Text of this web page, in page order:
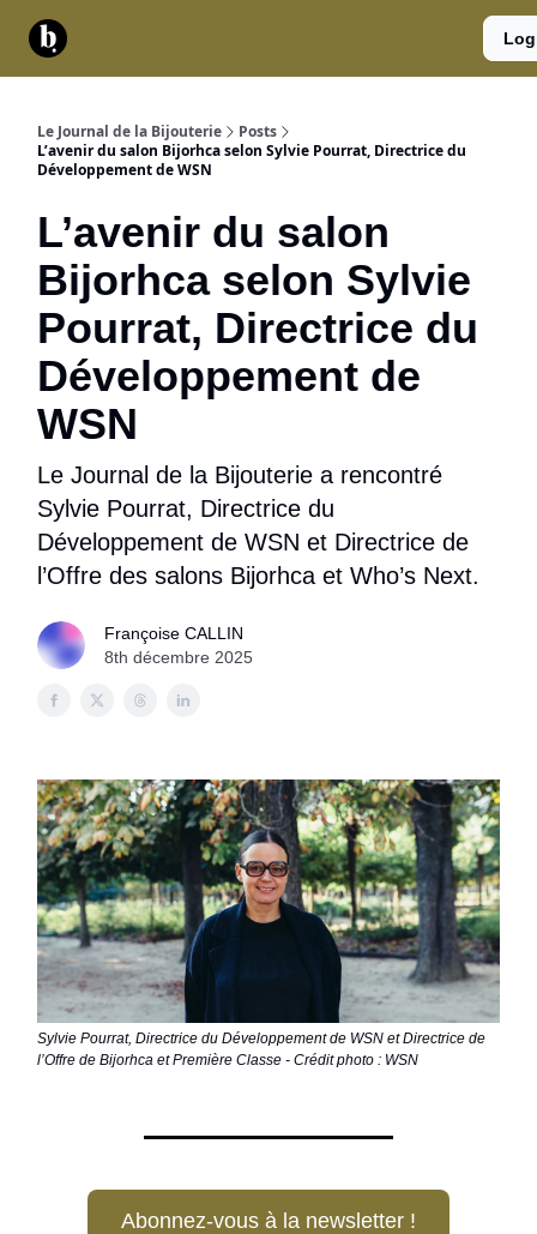
Le Journal de la Bijouterie
Posts
L’avenir du salon Bijorhca selon Sylvie Pourrat, Directrice du
Développement de WSN
L’avenir du salon
Bijorhca selon Sylvie
Pourrat, Directrice du
Développement de
WSN
Le Journal de la Bijouterie a rencontré
Sylvie Pourrat, Directrice du
Développement de WSN et Directrice de
l’Offre des salons Bijorhca et Who’s Next.
Françoise CALLIN
8th décembre 2025
Sylvie Pourrat, Directrice du Développement de WSN et Directrice de
l’Offre de Bijorhca et Première Classe - Crédit photo : WSN
Abonnez-vous à la newsletter !